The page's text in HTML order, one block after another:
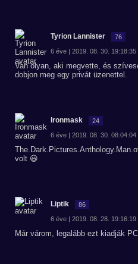
Tyrion Lannister 76
6 éve | 2019. 08. 30. 19:18:35
Van olyan, aki megvette, és
dobjon meg egy privát üzenettel.
Ironmask 24
6 éve | 2019. 08. 30. 08:04:04
volt 😃
Liptik 86
6 éve | 2019. 08. 28. 19:16:19
Már várom, legalább ezt kiadják